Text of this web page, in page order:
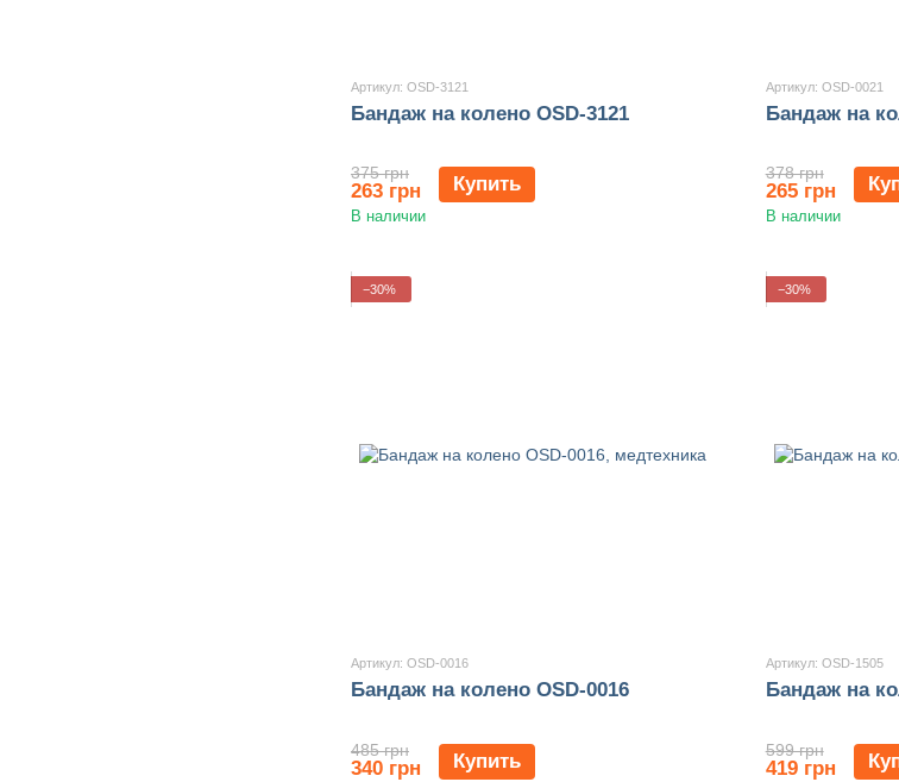
Артикул: OSD-3121
Бандаж на колено OSD-3121
375 грн
263 грн Купить
В наличии
Артикул: OSD-0021
Бандаж на
378 грн
265 грн
В наличии
−30%
Артикул: OSD-0016
Бандаж на колено OSD-0016
485 грн
340 грн Купить
−30%
Артикул: OSD-1505
Бандаж на
599 грн
419 грн